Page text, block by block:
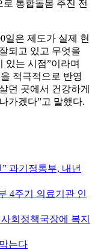
통합돌봄 추진 전
일은 제도가 실제 현
되고 있고 무엇을
있는 시점”이라며
적극적으로 반영
던 곳에서 건강하게
가겠다”고 말했다.
과기정통부, 내년
4주기 의료기관 인
회정책국장에 복지
는다